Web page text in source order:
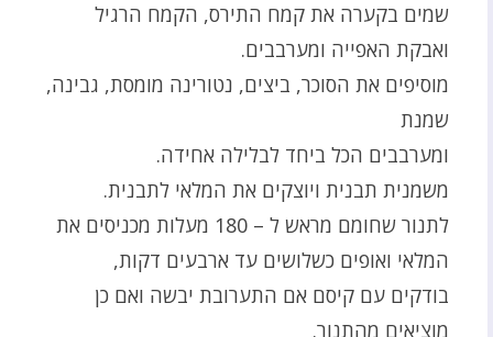
שמים בקערה את קמח התירס, הקמח הרגיל
ואבקת האפייה ומערבבים.
מוסיפים את הסוכר, ביצים, נטורינה מומסת, גבינה,
שמנת
ומערבבים הכל ביחד לבלילה אחידה.
משמנית תבנית ויוצקים את המלאי לתבנית.
לתנור שחומם מראש ל – 180 מעלות מכניסים את
המלאי ואופים כשלושים עד ארבעים דקות,
בודקים עם קיסם אם התערובת יבשה ואם כן
מוציאים מהתנור.